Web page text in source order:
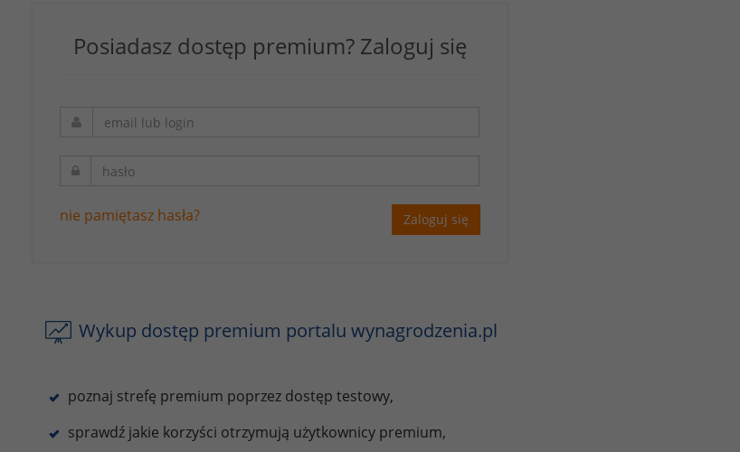
Posiadasz dostęp premium? Zaloguj się
nie pamiętasz hasła? Zaloguj się
Wykup dostęp premium portalu wynagrodzenia.pl
poznaj strefę premium poprzez dostęp testowy,
sprawdź jakie korzyści otrzymują użytkownicy premium,